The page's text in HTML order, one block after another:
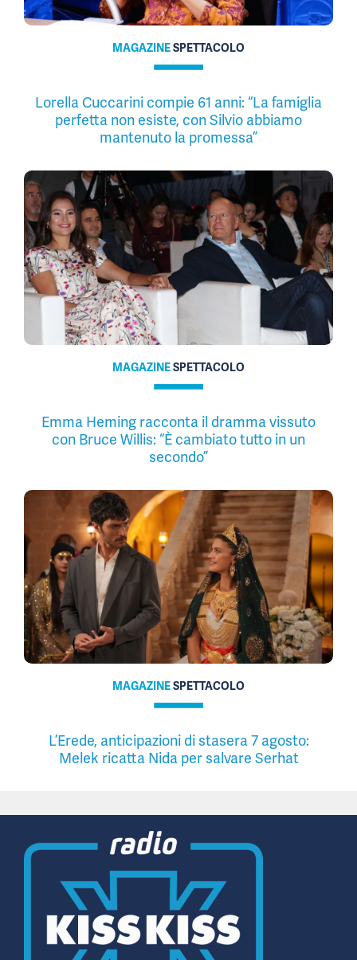
MAGAZINESPETTACOLO
Lorella Cuccarini compie 61 anni: “La famiglia
perfetta non esiste, con Silvio abbiamo
mantenuto la promessa”
MAGAZINESPETTACOLO
Emma Heming racconta il dramma vissuto
con Bruce Willis: “È cambiato tutto in un
secondo”
MAGAZINESPETTACOLO
L’Erede, anticipazioni di stasera 7 agosto:
Melek ricatta Nida per salvare Serhat